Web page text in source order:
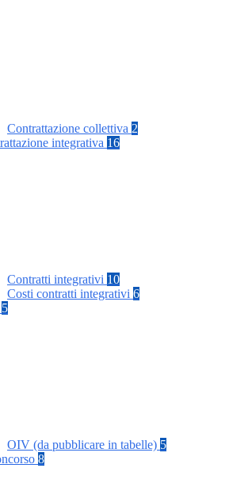
Contrattazione collettiva 2
integrativa 16
Contratti integrativi 10
Costi contratti integrativi 6
5
OIV (da pubblicare in tabelle) 5
8